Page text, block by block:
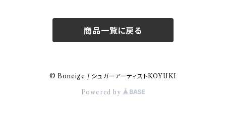
商品一覧に戻る
© Boneige / シュガーアーティストKOYUKI
Powered by